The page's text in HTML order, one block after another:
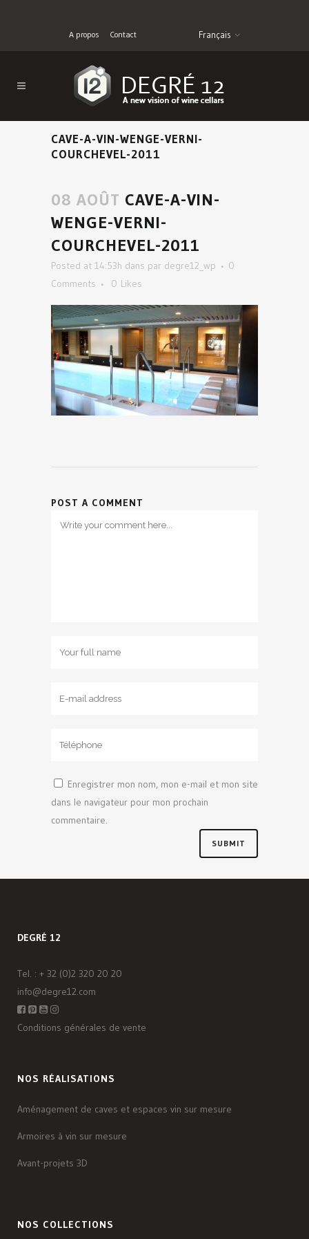
A propos Contact Français
CAVE-A-VIN-WENGE-VERNI-
COURCHEVEL-2011
08 AOÛT CAVE-A-VIN-
WENGE-VERNI-
COURCHEVEL-2011
Posted at 14:53h dans par degre12_wp
0
Comments
0 Likes
POST A COMMENT
Enregistrer mon nom, mon e-mail et mon site
dans le navigateur pour mon prochain
commentaire.
DEGRÉ 12
Tel. : + 32 (0)2 320 20 20
info@degre12.com
Conditions générales de vente
NOS RÉALISATIONS
Aménagement de caves et espaces vin sur mesure
Armoires à vin sur mesure
Avant-projets 3D
NOS COLLECTIONS